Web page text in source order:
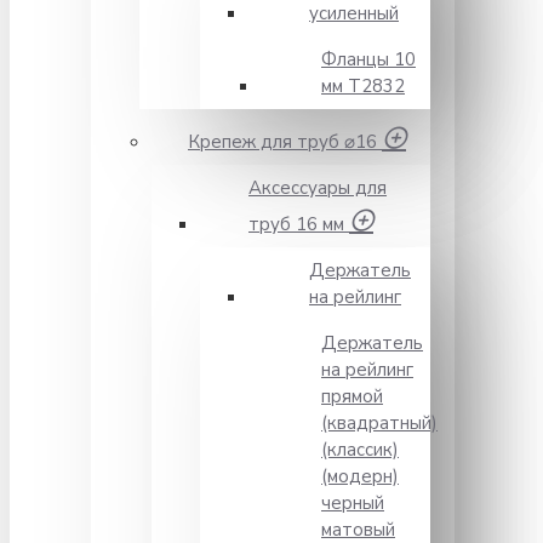
усиленный
Фланцы 10
мм Т2832
Крепеж для труб ⌀16
Аксессуары для
труб 16 мм
Держатель
на рейлинг
Держатель
на рейлинг
прямой
(квадратный)
(классик)
(модерн)
черный
матовый